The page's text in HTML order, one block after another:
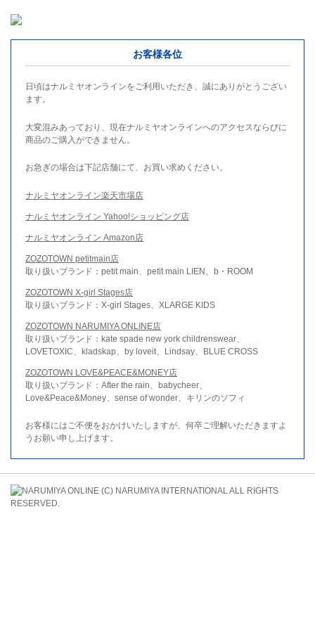
お客様各位
日頃はナルミヤオンラインをご利用いただき、誠にありがとうござい
ます。
大変混みあっており、現在ナルミヤオンラインへのアクセスならびに
商品のご購入ができません。
お急ぎの場合は下記店舗にて、お買い求めください。
ナルミヤオンライン楽天市場店
ナルミヤオンライン Yahoo!ショッピング店
ナルミヤオンライン Amazon店
ZOZOTOWN petitmain店
取り扱いブランド：petit main、petit main LIEN、b・ROOM
ZOZOTOWN X-girl Stages店
取り扱いブランド：X-girl Stages、XLARGE KIDS
ZOZOTOWN NARUMIYA ONLINE店
取り扱いブランド：kate spade new york childrenswear、
LOVETOXIC、kladskap、by loveit、Lindsay、BLUE CROSS
ZOZOTOWN LOVE&PEACE&MONEY店
取り扱いブランド：After the rain、babycheer、
Love&Peace&Money、sense of wonder、キリンのソフィ
お客様にはご不便をおかけいたしますが、何卒ご理解いただきますよ
うお願い申し上げます。